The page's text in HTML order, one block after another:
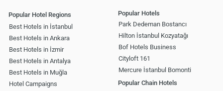
Popular Hotel Regions
Best Hotels in İstanbul
Best Hotels in Ankara
Best Hotels in İzmir
Best Hotels in Antalya
Best Hotels in Muğla
Hotel Campaigns
Popular Hotels
Park Dedeman Bostancı
Hilton İstanbul Kozyatağı
Bof Hotels Business
Cityloft 161
Mercure İstanbul Bomonti
Popular Chain Hotels